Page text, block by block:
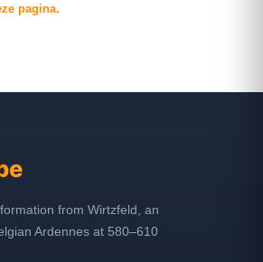
pagina.
from Wirtzfeld, an
Ardennes at 580–610